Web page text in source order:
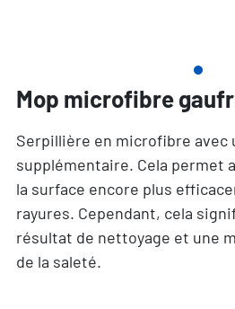
Mop microfibre
Serpillière en microfibre avec
supplémentaire. Cela permet
la surface encore plus
rayures. Cependant, cela
résultat de nettoyage et une
de la saleté.